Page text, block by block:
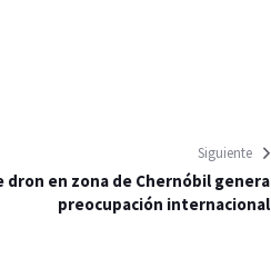
Siguiente
dron en zona de Chernóbil genera
preocupación internacional